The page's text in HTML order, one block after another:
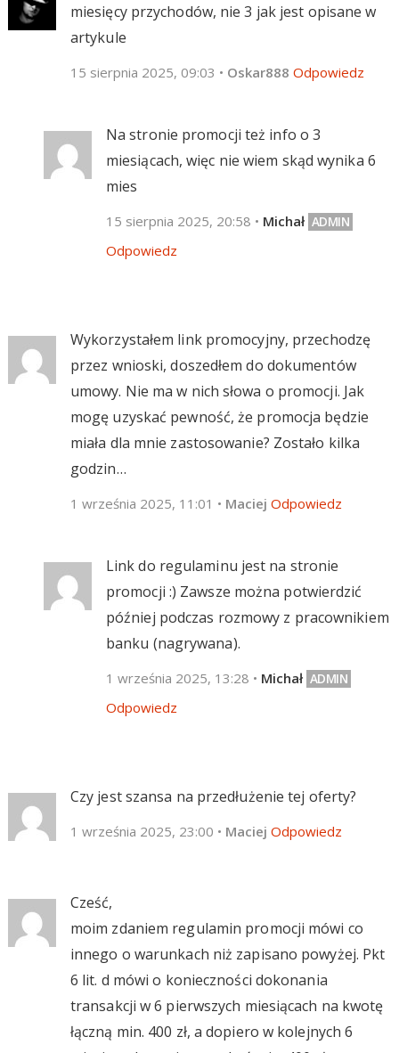
miesięcy przychodów, nie 3 jak jest opisane w
artykule
15 sierpnia 2025, 09:03 • Oskar888 Odpowiedz
Na stronie promocji też info o 3
miesiącach, więc nie wiem skąd wynika 6
mies
15 sierpnia 2025, 20:58 • Michał
Odpowiedz
Wykorzystałem link promocyjny, przechodzę
przez wnioski, doszedłem do dokumentów
umowy. Nie ma w nich słowa o promocji. Jak
mogę uzyskać pewność, że promocja będzie
miała dla mnie zastosowanie? Zostało kilka
godzin…
1 września 2025, 11:01 • Maciej Odpowiedz
Link do regulaminu jest na stronie
promocji :) Zawsze można potwierdzić
później podczas rozmowy z pracownikiem
banku (nagrywana).
1 września 2025, 13:28 • Michał
Odpowiedz
Czy jest szansa na przedłużenie tej oferty?
1 września 2025, 23:00 • Maciej Odpowiedz
Cześć,
moim zdaniem regulamin promocji mówi co
innego o warunkach niż zapisano powyżej. Pkt
6 lit. d mówi o konieczności dokonania
transakcji w 6 pierwszych miesiącach na kwotę
łączną min. 400 zł, a dopiero w kolejnych 6